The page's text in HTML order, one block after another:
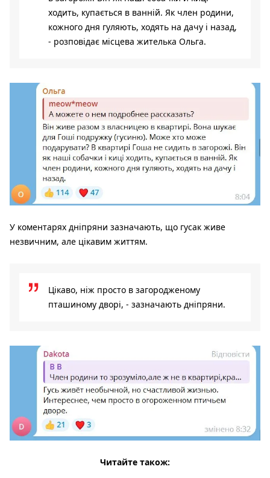
ходить, купається в ванній. Як член родини,
кожного дня гуляють, ходять на дачу і назад,
- розповідає місцева жителька Ольга.
У коментарях дніпряни зазначають, що гусак живе
незвичним, але цікавим життям.
Цікаво, ніж просто в загородженому
пташиному дворі, - зазначають дніпряни.
Читайте також: